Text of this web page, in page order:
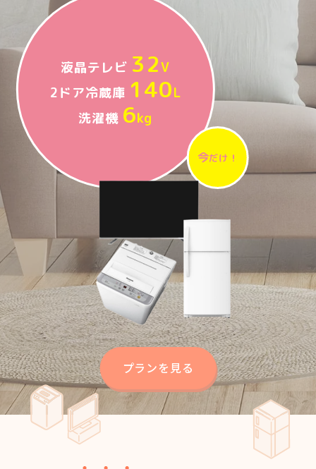
液晶テレビ 32V
2ドア冷蔵庫 140L
洗濯機 6kg
今だけ！
プランを見る